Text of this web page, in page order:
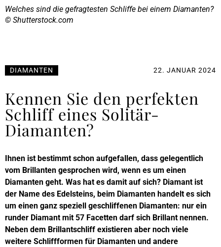
Welches sind die gefragtesten Schliffe bei einem Diamanten?
© Shutterstock.com
DIAMANTEN 22. JANUAR 2024
Kennen Sie den perfekten
Schliff eines Solitär-
Diamanten?
Ihnen ist bestimmt schon aufgefallen, dass gelegentlich
vom Brillanten gesprochen wird, wenn es um einen
Diamanten geht. Was hat es damit auf sich? Diamant ist
der Name des Edelsteins, beim Diamanten handelt es sich
um einen ganz speziell geschliffenen Diamanten: nur ein
runder Diamant mit 57 Facetten darf sich Brillant nennen.
Neben dem Brillantschliff existieren aber noch viele
weitere Schliffformen für Diamanten und andere